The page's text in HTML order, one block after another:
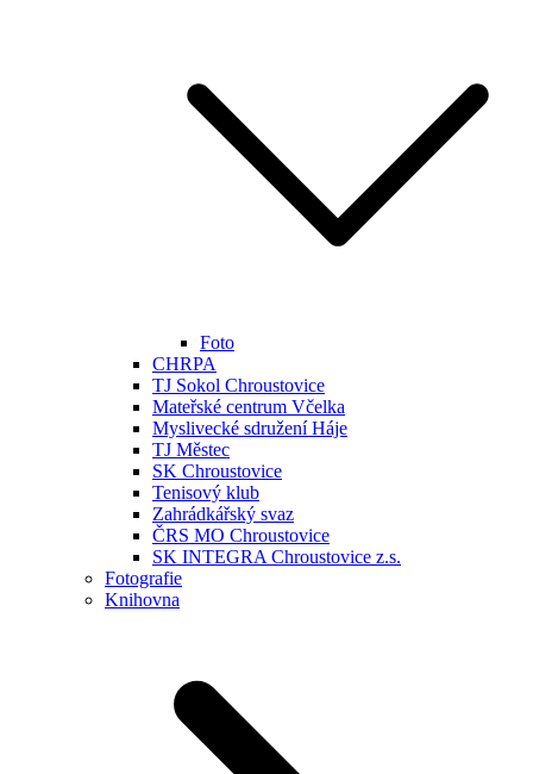
Foto
CHRPA
TJ Sokol Chroustovice
Mateřské centrum Včelka
Myslivecké sdružení Háje
TJ Městec
SK Chroustovice
Tenisový klub
Zahrádkářský svaz
ČRS MO Chroustovice
SK INTEGRA Chroustovice z.s.
Fotografie
Knihovna